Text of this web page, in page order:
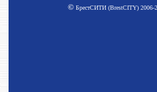
©БрестСИТИ (BrestCITY) 2006-